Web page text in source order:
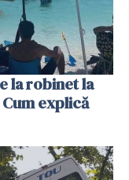
la robinet la
explică